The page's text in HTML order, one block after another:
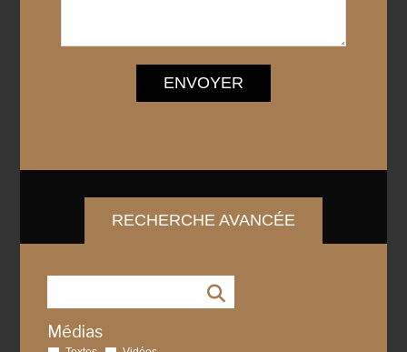
ENVOYER
RECHERCHE AVANCÉE
Médias